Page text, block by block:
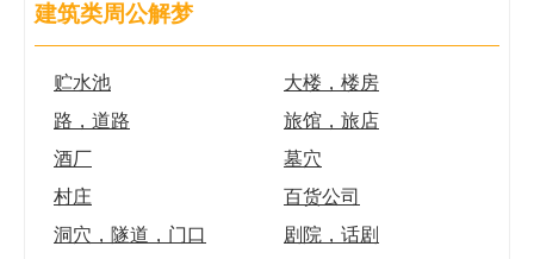
建筑类周公解梦
贮水池
大楼，楼房
路，道路
旅馆，旅店
酒厂
墓穴
村庄
百货公司
洞穴，隧道，门口
剧院，话剧